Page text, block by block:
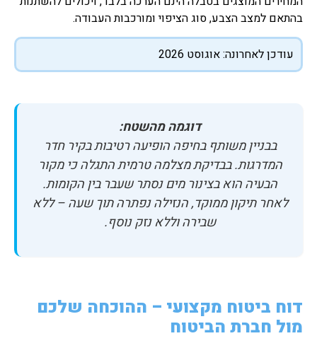
בהתאם למצב הצבע, סוג הציפוי ומורכבות העבודה.
עודכן לאחרונה: אוגוסט 2026
דוגמה מהשטח:
בבניין משותף בחיפה הופיעה רטיבות בקיר חדר
המדרגות. בבדיקת מצלמה טרמית התגלה כי מקור
הבעיה הוא בצינור מים נסתר שעבר בין הקומות.
לאחר תיקון ממוקד, הנזילה נפתרה תוך שעה – ללא
שבירה וללא נזק נוסף.
דוח ביטוח מקצועי – ההוכחה שלכם
מול חברת הביטוח